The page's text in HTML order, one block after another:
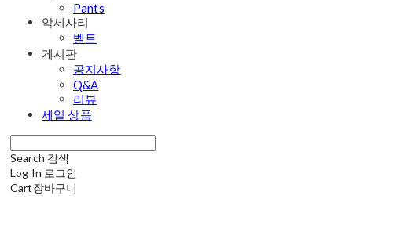
Pants
악세사리
벨트
게시판
공지사항
Q&A
리뷰
세일 상품
Search 검색
Log In 로그인
Cart장바구니